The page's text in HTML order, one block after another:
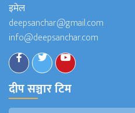
इमेल
deepsanchar@gmail.com
info@deepsanchar.com
दीप सञ्चार टिम